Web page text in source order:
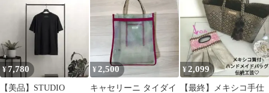
ーラグラスショット
バー
¥7,780
【美品】STUDIO
¥2,500
キャセリーニ タイダイ
¥2,099
【最終】メキシコ手仕